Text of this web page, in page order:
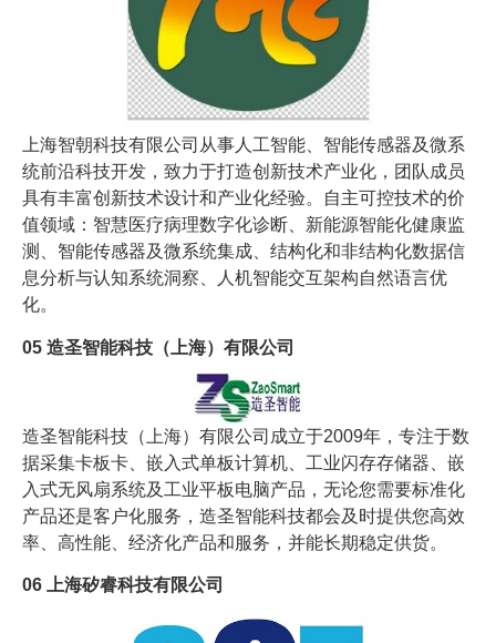
上海智朝科技有限公司从事人工智能、智能传感器及微系
统前沿科技开发，致力于打造创新技术产业化，团队成员
具有丰富创新技术设计和产业化经验。自主可控技术的价
值领域：智慧医疗病理数字化诊断、新能源智能化健康监
测、智能传感器及微系统集成、结构化和非结构化数据信
息分析与认知系统洞察、人机智能交互架构自然语言优
化。
05 造圣智能科技（上海）有限公司
造圣智能科技（上海）有限公司成立于2009年，专注于数
据采集卡板卡、嵌入式单板计算机、工业闪存存储器、嵌
入式无风扇系统及工业平板电脑产品，无论您需要标准化
产品还是客户化服务，造圣智能科技都会及时提供您高效
率、高性能、经济化产品和服务，并能长期稳定供货。
06 上海矽睿科技有限公司